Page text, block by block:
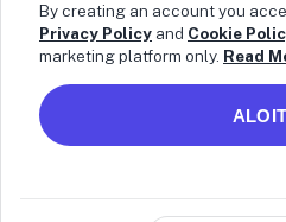
i
t
By creating an account you
Privacy Policy and Cookie
marketing platform only. Read